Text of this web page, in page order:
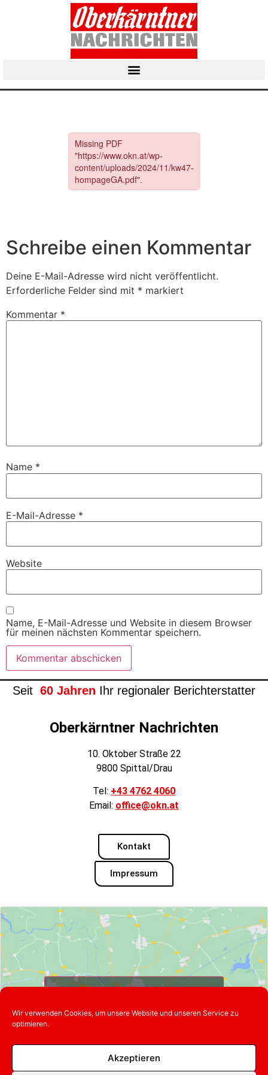
Wir verwenden Cookies, um unsere Website und unseren Service zu
optimieren.
Akzeptieren
Schreibe einen Kommentar
Deine E-Mail-Adresse wird nicht veröffentlicht.
Erforderliche Felder sind mit * markiert
Kommentar *
Name *
E-Mail-Adresse *
Website
Name, E-Mail-Adresse und Website in diesem Browser
für meinen nächsten Kommentar speichern.
Seit 60 Jahren Ihr regionaler Berichterstatter
Oberkärntner Nachrichten
10. Oktober Straße 22
9800 Spittal/Drau
Tel: +43 4762 4060
Email: office@okn.at
Kontakt
Impressum
Klicke hier, um Marketing-Cookies zu
aktivieren